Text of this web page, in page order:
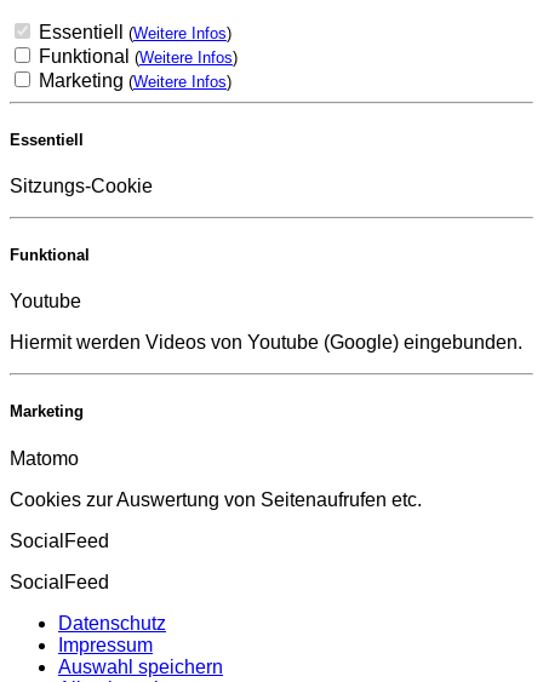
Essentiell (Weitere Infos)
Funktional (Weitere Infos)
Marketing (Weitere Infos)
Essentiell
Sitzungs-Cookie
Funktional
Youtube
Hiermit werden Videos von Youtube (Google) eingebunden.
Marketing
Matomo
Cookies zur Auswertung von Seitenaufrufen etc.
SocialFeed
SocialFeed
Datenschutz
Impressum
Auswahl speichern